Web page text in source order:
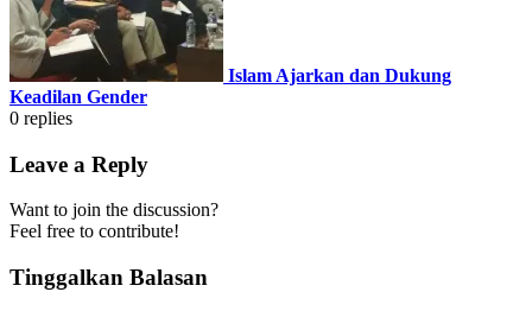
Islam Ajarkan dan Dukung
Keadilan Gender
0 replies
Leave a Reply
Want to join the discussion?
Feel free to contribute!
Tinggalkan Balasan